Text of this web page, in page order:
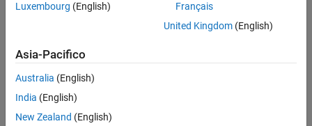
Luxembourg (English)
Français
United Kingdom(English)
Asia-Pacifico
Australia (English)
India (English)
New Zealand (English)